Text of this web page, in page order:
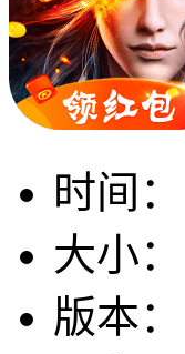
时间：
大小：
版本：